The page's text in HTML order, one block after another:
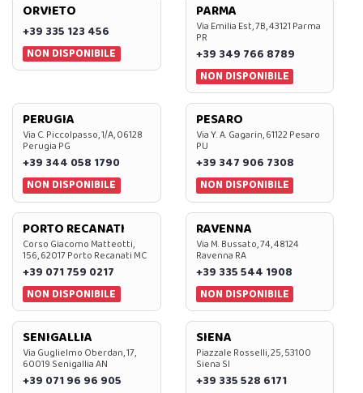
ORVIETO
+39 335 123 456
NON DISPONIBILE
PARMA
Via Emilia Est, 7B, 43121 Parma
PR
+39 349 766 8789
NON DISPONIBILE
PERUGIA
Via C. Piccolpasso, 1/A, 06128
Perugia PG
+39 344 058 1790
NON DISPONIBILE
PESARO
Via Y. A. Gagarin, 61122 Pesaro
PU
+39 347 906 7308
NON DISPONIBILE
PORTO RECANATI
Corso Giacomo Matteotti,
156, 62017 Porto Recanati MC
+39 071 759 0217
NON DISPONIBILE
RAVENNA
Via M. Bussato, 74, 48124
Ravenna RA
+39 335 544 1908
NON DISPONIBILE
SENIGALLIA
Via Guglielmo Oberdan, 17,
60019 Senigallia AN
+39 071 96 96 905
SIENA
Piazzale Rosselli, 25, 53100
Siena SI
+39 335 528 6171